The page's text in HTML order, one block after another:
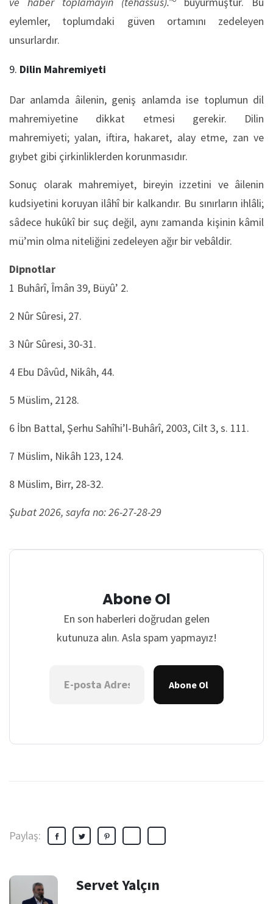
eylemler, toplumdaki güven ortamını zedeleyen
unsurlardır.
Dilin Mahremiyeti
Dar anlamda âilenin, geniş anlamda ise toplumun dil
mahremiyetine dikkat etmesi gerekir. Dilin
mahremiyeti; yalan, iftira, hakaret, alay etme, zan ve
gıybet gibi çirkinliklerden korunmasıdır.
Sonuç olarak mahremiyet, bireyin izzetini ve âilenin
kudsiyetini koruyan ilâhî bir kalkandır. Bu sınırların ihlâli;
sâdece hukûkî bir suç değil, aynı zamanda kişinin kâmil
mü’min olma niteliğini zedeleyen ağır bir vebâldir.
Dipnotlar
1 Buhârî, Îmân 39, Büyû’ 2.
2 Nûr Sûresi, 27.
3 Nûr Sûresi, 30-31.
4 Ebu Dâvûd, Nikâh, 44.
5 Müslim, 2128.
6 İbn Battal, Şerhu Sahîhi’l-Buhârî, 2003, Cilt 3, s. 111.
7 Müslim, Nikâh 123, 124.
8 Müslim, Birr, 28-32.
Şubat2026, sayfa no: 26-27-28-29
Abone Ol
En son haberleri doğrudan gelen
kutunuza alın. Asla spam yapmayız!
Abone Ol
Paylaş:
Servet Yalçın